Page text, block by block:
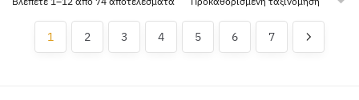
έχει
πολλαπλές
παραλλαγές.
έχει
πολλαπλές
παραλλαγές.
1 2 3 4 5 6 7